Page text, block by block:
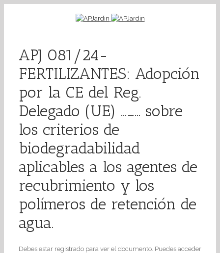
APJ 081/24-
FERTILIZANTES: Adopción
por la CE del Reg.
Delegado (UE) …_… sobre
los criterios de
biodegradabilidad
aplicables a los agentes de
recubrimiento y los
polímeros de retención de
agua.
Debes estar registrado para ver el documento. Puedes acceder